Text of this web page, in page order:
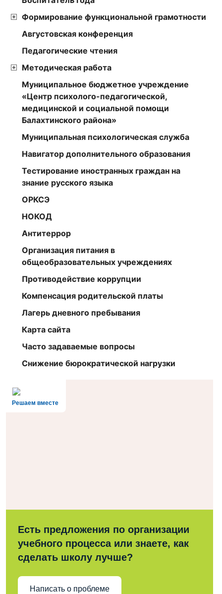
Формирование функциональной грамотности
Августовская конференция
Педагогические чтения
Методическая работа
Муниципальное бюджетное учреждение
«Центр психолого-педагогической,
медицинской и социальной помощи
Балахтинского района»
Муниципальная психологическая служба
Навигатор дополнительного образования
Тестирование иностранных граждан на
знание русского языка
ОРКСЭ
НОКОД
Антитеррор
Организация питания в
общеобразовательных учреждениях
Противодействие коррупции
Компенсация родительской платы
Лагерь дневного пребывания
Карта сайта
Часто задаваемые вопросы
Снижение бюрократической нагрузки
Решаем вместе
Есть предложения по организации
учебного процесса или знаете, как
сделать школу лучше?
Написать о проблеме